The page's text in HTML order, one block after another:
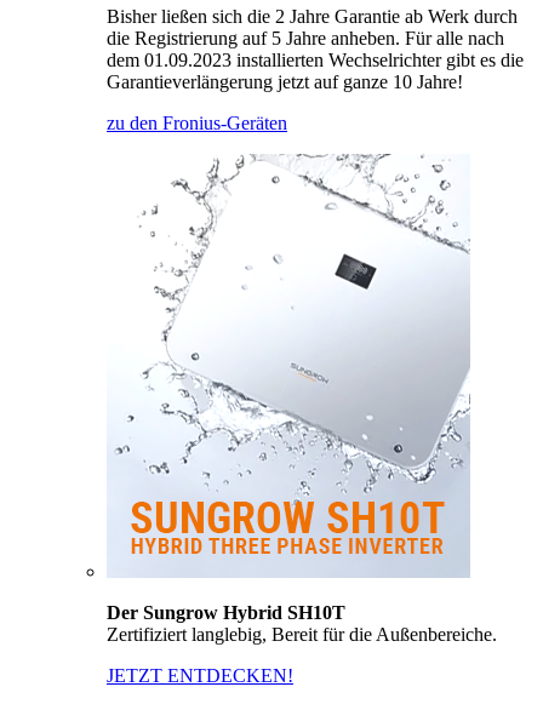
Bisher ließen sich die 2 Jahre Garantie ab Werk durch
die Registrierung auf 5 Jahre anheben. Für alle nach
dem 01.09.2023 installierten Wechselrichter gibt es die
Garantieverlängerung jetzt auf ganze 10 Jahre!
zu den Fronius-Geräten
Der Sungrow Hybrid SH10T
Zertifiziert langlebig, Bereit für die Außenbereiche.
JETZT ENTDECKEN!